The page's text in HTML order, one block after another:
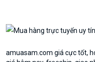
amuasam.com giá cực tốt,